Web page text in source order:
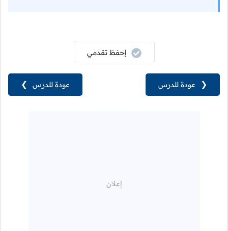
عودة للدرس ❯
إحفظ تقدمي
❮ عودة للدرس